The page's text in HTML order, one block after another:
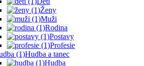
Ženy
Muži
Rodina
Postavy
Profesie
Hudba a tanec
Hudba